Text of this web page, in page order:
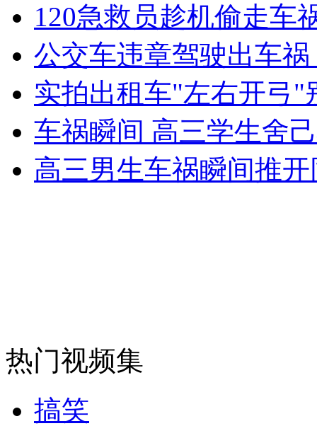
纽约上演“枕头大战”
司机酒驾遇交警 急速倒车逃窜
120急救员趁机偷走车
公交车违章驾驶出车
实拍出租车"左右开弓"
车祸瞬间 高三学生舍
高三男生车祸瞬间推
热门视频集
搞笑